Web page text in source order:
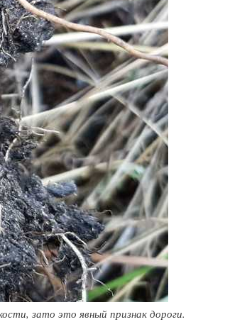
зато это явный признак дороги.